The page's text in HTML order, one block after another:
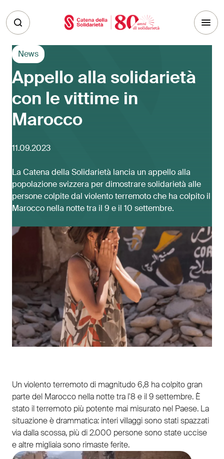
News
Appello alla solidarietà
con le vittime in
Marocco
11.09.2023
La Catena della Solidarietà lancia un appello alla
popolazione svizzera per dimostrare solidarietà alle
persone colpite dal violento terremoto che ha colpito il
Marocco nella notte tra il 9 e il 10 settembre.
Un violento terremoto di magnitudo 6,8 ha colpito gran
parte del Marocco nella notte tra l'8 e il 9 settembre. È
stato il terremoto più potente mai misurato nel Paese. La
situazione è drammatica: interi villaggi sono stati spazzati
via dalla scossa, più di 2.000 persone sono state uccise
e altre migliaia sono rimaste ferite.